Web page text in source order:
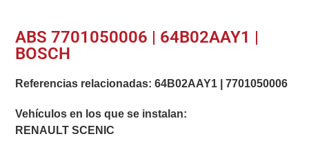
ABS 7701050006 | 64B02AAY1 |
BOSCH
Referencias relacionadas:64B02AAY1 |7701050006
Vehículos en los que se instalan:
RENAULT SCENIC